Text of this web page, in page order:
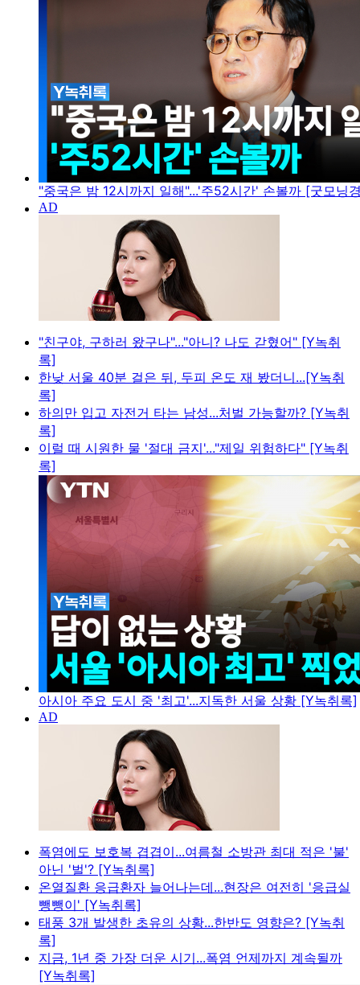
"중국은 밤 12시까지 일해"...'주52시간' 손볼까 [굿모닝
"친구야, 구하러 왔구나"..."아니? 나도 갇혔어" [Y녹취
록]
한낮 서울 40분 걸은 뒤, 두피 온도 재 봤더니...[Y녹취
록]
하의만 입고 자전거 타는 남성...처벌 가능할까? [Y녹취
록]
이럴 때 시원한 물 '절대 금지'..."제일 위험하다" [Y녹취
록]
아시아 주요 도시 중 '최고'...지독한 서울 상황 [Y녹취록]
폭염에도 보호복 겹겹이...여름철 소방관 최대 적은 '불'
아닌 '벌'? [Y녹취록]
온열질환 응급환자 늘어나는데...현장은 여전히 '응급실
뺑뺑이' [Y녹취록]
태풍 3개 발생한 초유의 상황...한반도 영향은? [Y녹취
록]
지금, 1년 중 가장 더운 시기...폭염 언제까지 계속될까
[Y녹취록]